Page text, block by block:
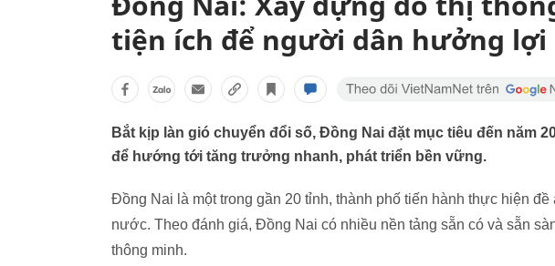
tiện ích để người dân hưởng lợi
Bắt kịp làn gió chuyển đổi số, Đồng Nai đặt mục tiêu đến năm
để hướng tới tăng trưởng nhanh, phát triển bền vững.
Đồng Nai là một trong gần 20 tỉnh, thành phố tiến hành thực hiện
nước. Theo đánh giá, Đồng Nai có nhiều nền tảng sẵn có và sẵn
thông minh.